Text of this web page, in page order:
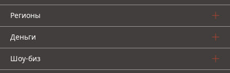
Регионы
Деньги
Шоу-биз